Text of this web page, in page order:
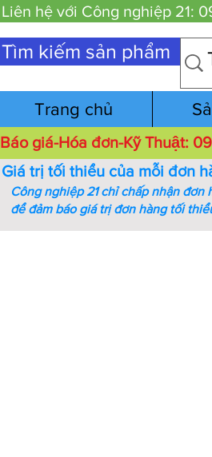
Liên hệ với Công nghiệp 21:
Tìm kiếm sản phẩm
Trang chủ
Báo giá-Hóa đơn-Kỹ Thuật:
Giá trị tối thiểu của mỗi đơn
Công nghiệp 21 chỉ chấp nhận
để đảm báo giá trị đơn hàng tối